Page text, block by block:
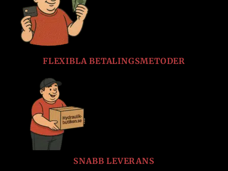
FLEXIBLA BETALINGSMETODER
SNABB LEVERANS